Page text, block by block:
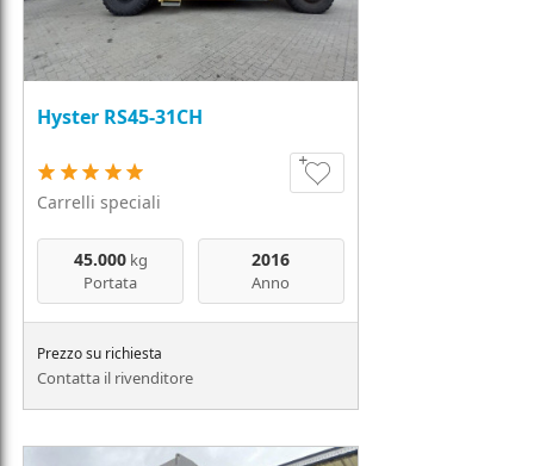
Hyster RS45-31CH
Carrelli speciali
45.000kg
Portata
2016
Anno
Prezzo su richiesta
Contatta il rivenditore